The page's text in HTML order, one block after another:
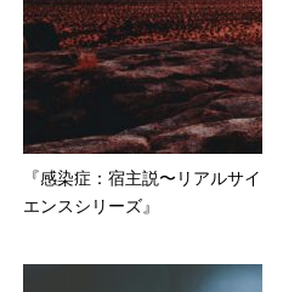
『感染症：宿主説〜リアルサイ
エンスシリーズ』